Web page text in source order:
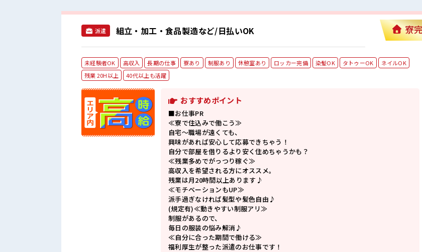
派遣 組立・加工・食品製造など/日払いOK 寮
未経験者OK 高収入 長期の仕事 寮あり 制服あり 休憩室あり ロッカー完備 染髪OK タトゥーOK
ネイルOK
残業 20H以上
40代以上も活躍
おすすめポイント
■お仕事PR
≪寮で住込みで働こう≫
自宅～職場が遠くても、
興味があれば安心して応募できちゃう！
自分で部屋を借りるより安く住めちゃうかも？
≪残業多めでがっつり稼ぐ≫
高収入を希望される方にオススメ。
残業は月20時間以上あります♪
≪モチベーションもUP≫
派手過ぎなければ髪型や髪色自由♪
(規定有)≪動きやすい制服アリ≫
制服があるので、
毎日の服装の悩み解消♪
≪自分に合った期間で働ける≫
福利厚生が整った派遣のお仕事です！